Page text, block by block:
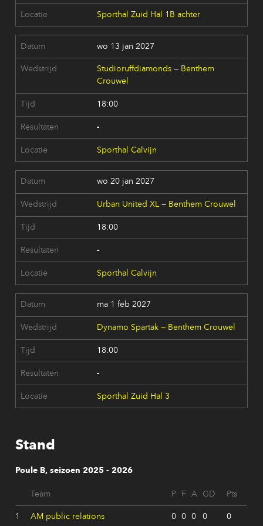
Sporthal Zuid Hal 1B achter
wo 13 jan 2027
Studioruffdiamonds — Benthem
Crouwel
18:00
-
Sporthal Calvijn
wo 20 jan 2027
Urban United XL — Benthem Crouwel
18:00
-
Sporthal Calvijn
ma 1 feb 2027
Dynamo Spartak — Benthem Crouwel
18:00
-
Sporthal Zuid Hal 3
Stand
Poule B, seizoen 2025 - 2026
Team P F A GD Pts
1 AM public relations 0 0 0 0 0